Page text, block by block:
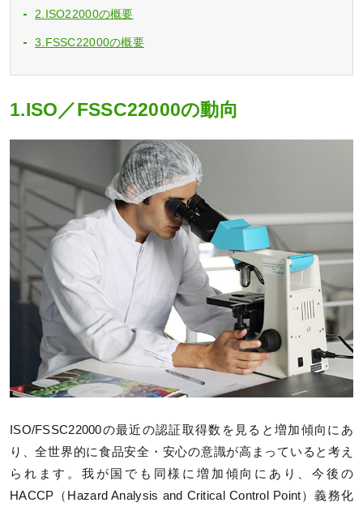
2.ISO22000の概要
3.FSSC22000の概要
1.ISO／FSSC22000の動向
ISO/FSSC22000の最近の認証取得数を見ると増加傾向にあ
り、全世界的に食品安全・安心の意識が高まっていると考え
られます。我が国でも同様に増加傾向にあり、今後の
HACCP（Hazard Analysis and Critical Control Point）義務化